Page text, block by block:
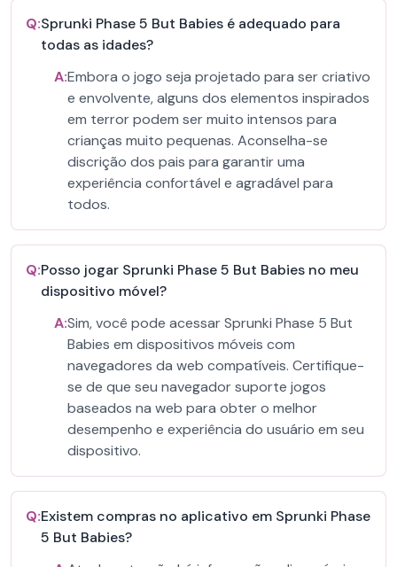
Q:Sprunki Phase 5 But Babies é adequado para
todas as idades?
A:Embora o jogo seja projetado para ser criativo
e envolvente, alguns dos elementos inspirados
em terror podem ser muito intensos para
crianças muito pequenas. Aconselha-se
discrição dos pais para garantir uma
experiência confortável e agradável para
todos.
Q:Posso jogar Sprunki Phase 5 But Babies no meu
dispositivo móvel?
A:Sim, você pode acessar Sprunki Phase 5 But
Babies em dispositivos móveis com
navegadores da web compatíveis. Certifique-
se de que seu navegador suporte jogos
baseados na web para obter o melhor
desempenho e experiência do usuário em seu
dispositivo.
Q:Existem compras no aplicativo em Sprunki Phase
5 But Babies?